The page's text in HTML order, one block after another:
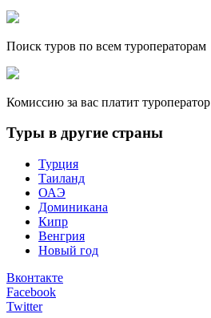
Поиск туров по всем туроператорам
Комиссию за вас платит туроператор
Туры в другие страны
Турция
Таиланд
ОАЭ
Доминикана
Кипр
Венгрия
Новый год
Вконтакте
Facebook
Twitter